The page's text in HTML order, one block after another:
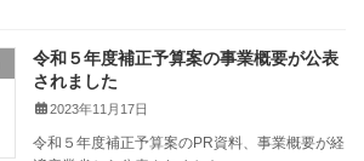
令和５年度補正予算案の事業概要が公表
されました
2023年11月17日
令和５年度補正予算案のPR資料、事業概要が経